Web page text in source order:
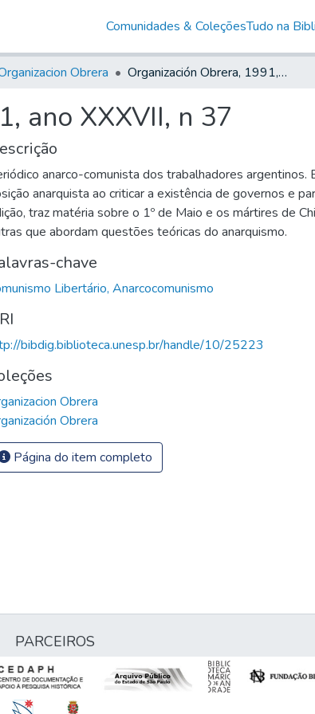
Comunidades & ColeçõesTudo na
Obrera Organización Obrera, 1991, ano XXXVII, n 37
ano XXXVII, n 37
anarco-comunista dos trabalhadores argentinos.
anarquista ao criticar a existência de governos e
traz matéria sobre o 1º de Maio e os mártires de
que abordam questões teóricas do anarquismo.
chave
Libertário, Anarcocomunismo
bibdig.biblioteca.unesp.br/handle/10/25223
Obrera
Obrera
Página do item completo
PARCEIROS